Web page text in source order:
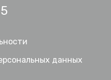
данных